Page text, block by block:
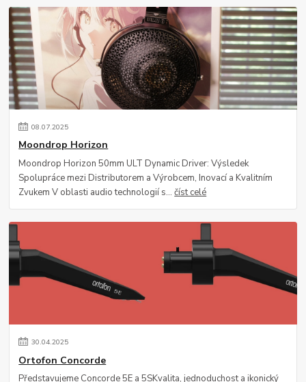
08.07.2025
Moondrop Horizon
Moondrop Horizon 50mm ULT Dynamic Driver: Výsledek
Spolupráce mezi Distributorem a Výrobcem, Inovací a Kvalitním
Zvukem V oblasti audio technologií s...číst celé
30.04.2025
Ortofon Concorde
Představujeme Concorde 5E a 5SKvalita, jednoduchost a ikonický